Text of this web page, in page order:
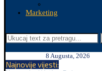
Marketing
8 Augusta, 2026
Najnovije vijesti: